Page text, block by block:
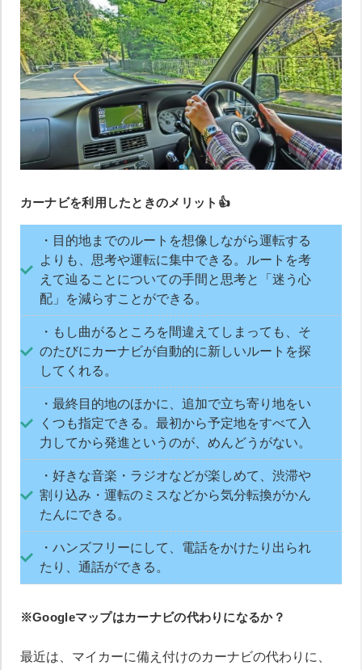
カーナビを利用したときのメリット👍
・目的地までのルートを想像しながら運転する
よりも、思考や運転に集中できる。ルートを考
えて辿ることについての手間と思考と「迷う心
配」を減らすことができる。
・もし曲がるところを間違えてしまっても、そ
のたびにカーナビが自動的に新しいルートを探
してくれる。
・最終目的地のほかに、追加で立ち寄り地をい
くつも指定できる。最初から予定地をすべて入
力してから発進というのが、めんどうがない。
・好きな音楽・ラジオなどが楽しめて、渋滞や
割り込み・運転のミスなどから気分転換がかん
たんにできる。
・ハンズフリーにして、電話をかけたり出られ
たり、通話ができる。
※Googleマップはカーナビの代わりになるか？
最近は、マイカーに備え付けのカーナビの代わりに、